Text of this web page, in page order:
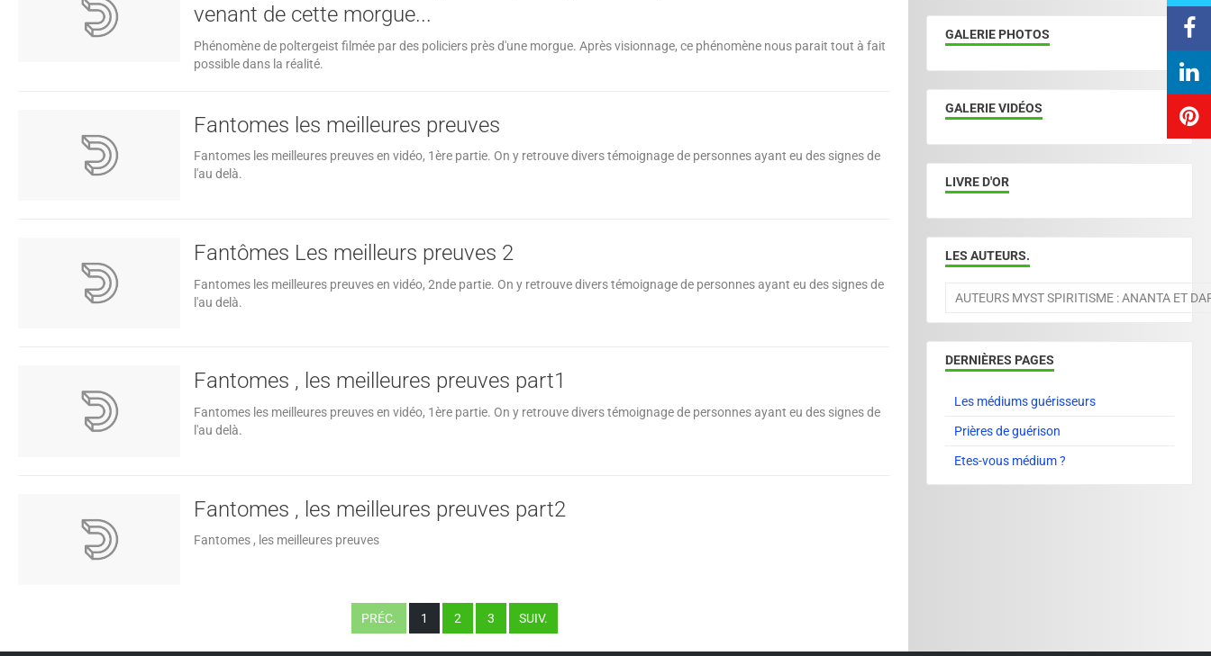
venant de cette morgue...
Phénomène de poltergeist filmée par des policiers près d'une morgue. Après visionnage, ce phénomène nous parait tout à fait
possible dans la réalité.
Fantomes les meilleures preuves
Fantomes les meilleures preuves en vidéo, 1ère partie. On y retrouve divers témoignage de personnes ayant eu des signes de
l'au delà.
Fantômes Les meilleurs preuves 2
Fantomes les meilleures preuves en vidéo, 2nde partie. On y retrouve divers témoignage de personnes ayant eu des signes de
l'au delà.
Fantomes , les meilleures preuves part1
Fantomes les meilleures preuves en vidéo, 1ère partie. On y retrouve divers témoignage de personnes ayant eu des signes de
l'au delà.
Fantomes , les meilleures preuves part2
Fantomes , les meilleures preuves
PRÉC. 1 2 3 SUIV.
GALERIE PHOTOS
GALERIE VIDÉOS
LIVRE D'OR
LES AUTEURS.
AUTEURS MYST SPIRITISME : ANANTA ET
DERNIÈRES PAGES
Les médiums guérisseurs
Prières de guérison
Etes-vous médium ?